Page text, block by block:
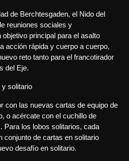
de Berchtesgaden, el Nido del
reuniones sociales y
principal para el asalto
acción rápida y cuerpo a cuerpo,
reto tanto para el francotirador
del Eje.
y solitario
con las nuevas cartas de equipo de
o acércate con el cuchillo de
Para los lobos solitarios, cada
conjunto de cartas en solitario
desafío en solitario.